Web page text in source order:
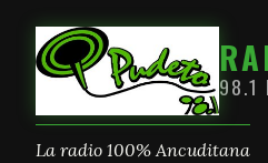
98.1
La radio 100% Ancuditana